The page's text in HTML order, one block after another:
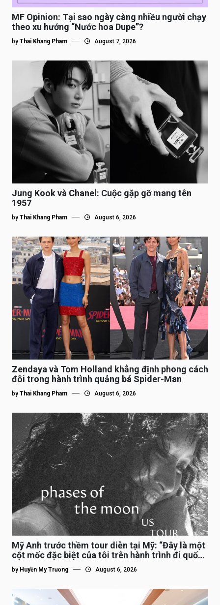
MF Opinion: Tại sao ngày càng nhiều người chạy
theo xu hướng “Nước hoa Dupe”?
by Thai Khang Pham August 7, 2026
Jung Kook và Chanel: Cuộc gặp gỡ mang tên
1957
by Thai Khang Pham August 6, 2026
Zendaya và Tom Holland khẳng định phong cách
đôi trong hành trình quảng bá Spider-Man
by Thai Khang Pham August 6, 2026
Mỹ Anh trước thềm tour diễn tại Mỹ: “Đây là một
cột mốc đặc biệt của tôi trên hành trình đi quốc
tế”
by Huyền My Trương August 6, 2026